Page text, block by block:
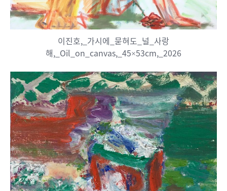
이진호,_가시에_묻혀도_널_사랑
해,_Oil_on_canvas,_45×53cm,_2026